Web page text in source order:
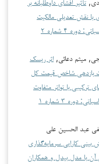
نقش تعدیلی مالکیت
حسابداری، امور مالی و هوش محاسباتی: دوره ۴ شماره ۲
میثم دعائی, اثر ریسک
بازدهی شاخص قیمت کل
ترکیبی با تواتر متفاوت
حسابداری، امور مالی و هوش محاسباتی: دوره ۳ شماره ۱
عبد الحسين علي
کارایی سرمایه‌گذاری
آن با مدل بیدل و همکاران